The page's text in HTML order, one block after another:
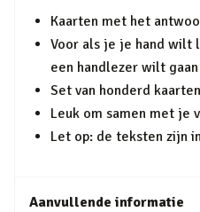
Kaarten met het
Voor als je je hand wilt
een handlezer wilt gaan
Set van honderd kaarten
Leuk om samen met je
Let op: de teksten zijn
Aanvullende informatie